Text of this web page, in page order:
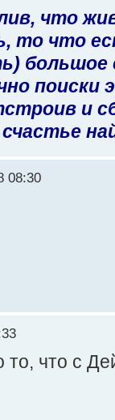
что
то что
большое
поиски
и
08:30
что с